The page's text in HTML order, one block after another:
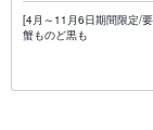
[4月～11月6日期間限定/
蟹ものど黒も